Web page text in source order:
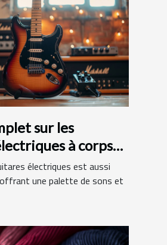
sur les
à corps
manche en érable
électriques est aussi
une palette de sons et